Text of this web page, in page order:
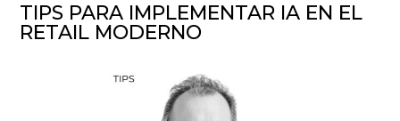
TIPS PARA IMPLEMENTAR IA EN EL
RETAIL MODERNO